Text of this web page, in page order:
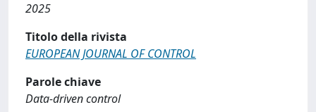
2025
Titolo della rivista
EUROPEAN JOURNAL OF CONTROL
Parole chiave
Data-driven control